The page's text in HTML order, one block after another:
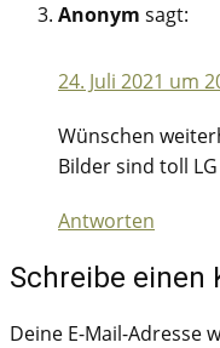
Anonym sagt:
24. Juli 2021 um
Wünschen
Bilder sind toll
Antworten
Schreibe einen
Deine E-Mail-Adresse